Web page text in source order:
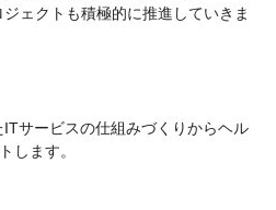
ェクトも積極的に推進していきま
サービスの仕組みづくりからヘル
します。